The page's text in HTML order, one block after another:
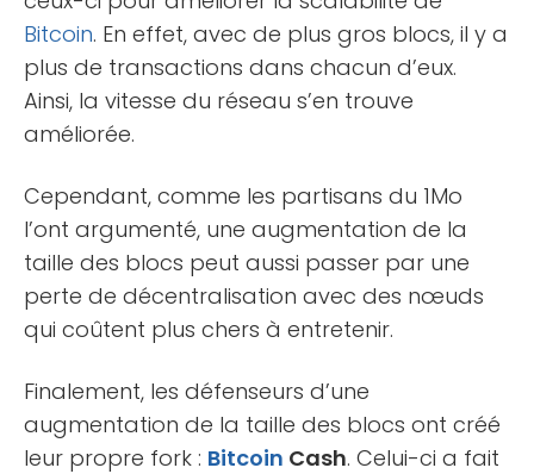
Bitcoin. En effet, avec de plus gros blocs, il y a
plus de transactions dans chacun d’eux.
Ainsi, la vitesse du réseau s’en trouve
améliorée.
Cependant, comme les partisans du 1Mo
l’ont argumenté, une augmentation de la
taille des blocs peut aussi passer par une
perte de décentralisation avec des nœuds
qui coûtent plus chers à entretenir.
Finalement, les défenseurs d’une
augmentation de la taille des blocs ont créé
leur propre fork : Bitcoin Cash. Celui-ci a fait